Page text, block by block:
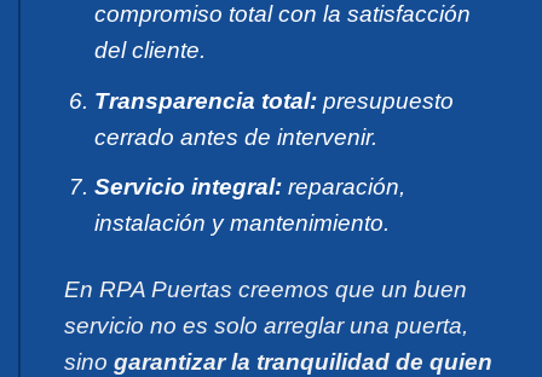
compromiso total con la satisfacción
del cliente.
Transparencia total:presupuesto
cerrado antes de intervenir.
Servicio integral:reparación,
instalación y mantenimiento.
En RPA Puertas creemos que un buen
servicio no es solo arreglar una puerta,
sino garantizar la tranquilidad de quien